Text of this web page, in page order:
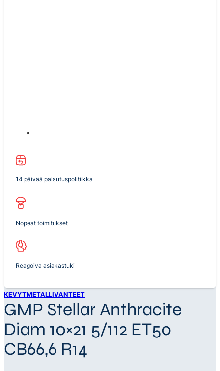
14 päivää palautuspolitiikka
Nopeat toimitukset
Reagoiva asiakastuki
KEVYTMETALLIVANTEET
GMP Stellar Anthracite
Diam 10×21 5/112 ET50
CB66,6 R14